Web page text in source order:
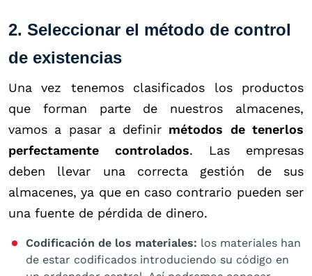
2. Seleccionar el método de control
de existencias
Una vez tenemos clasificados los productos
que forman parte de nuestros almacenes,
vamos a pasar a definir métodos de tenerlos
perfectamente controlados. Las empresas
deben llevar una correcta gestión de sus
almacenes, ya que en caso contrario pueden ser
una fuente de pérdida de dinero.
Codificación de los materiales: los materiales han
de estar codificados introduciendo su código en